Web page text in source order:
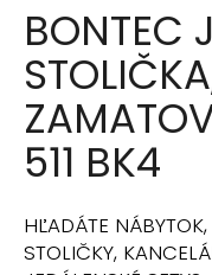
produktu
je
0,0
z
5
hviezdičiek.
BONTEC
511 BK4
HĽADÁTE
STOLIČKY,
O
d
p
o
r
ú